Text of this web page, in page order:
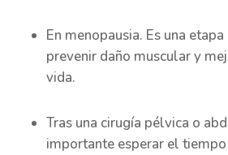
En menopausia. Es una
prevenir daño muscular y
vida.
Tras una cirugía pélvica o
importante esperar el